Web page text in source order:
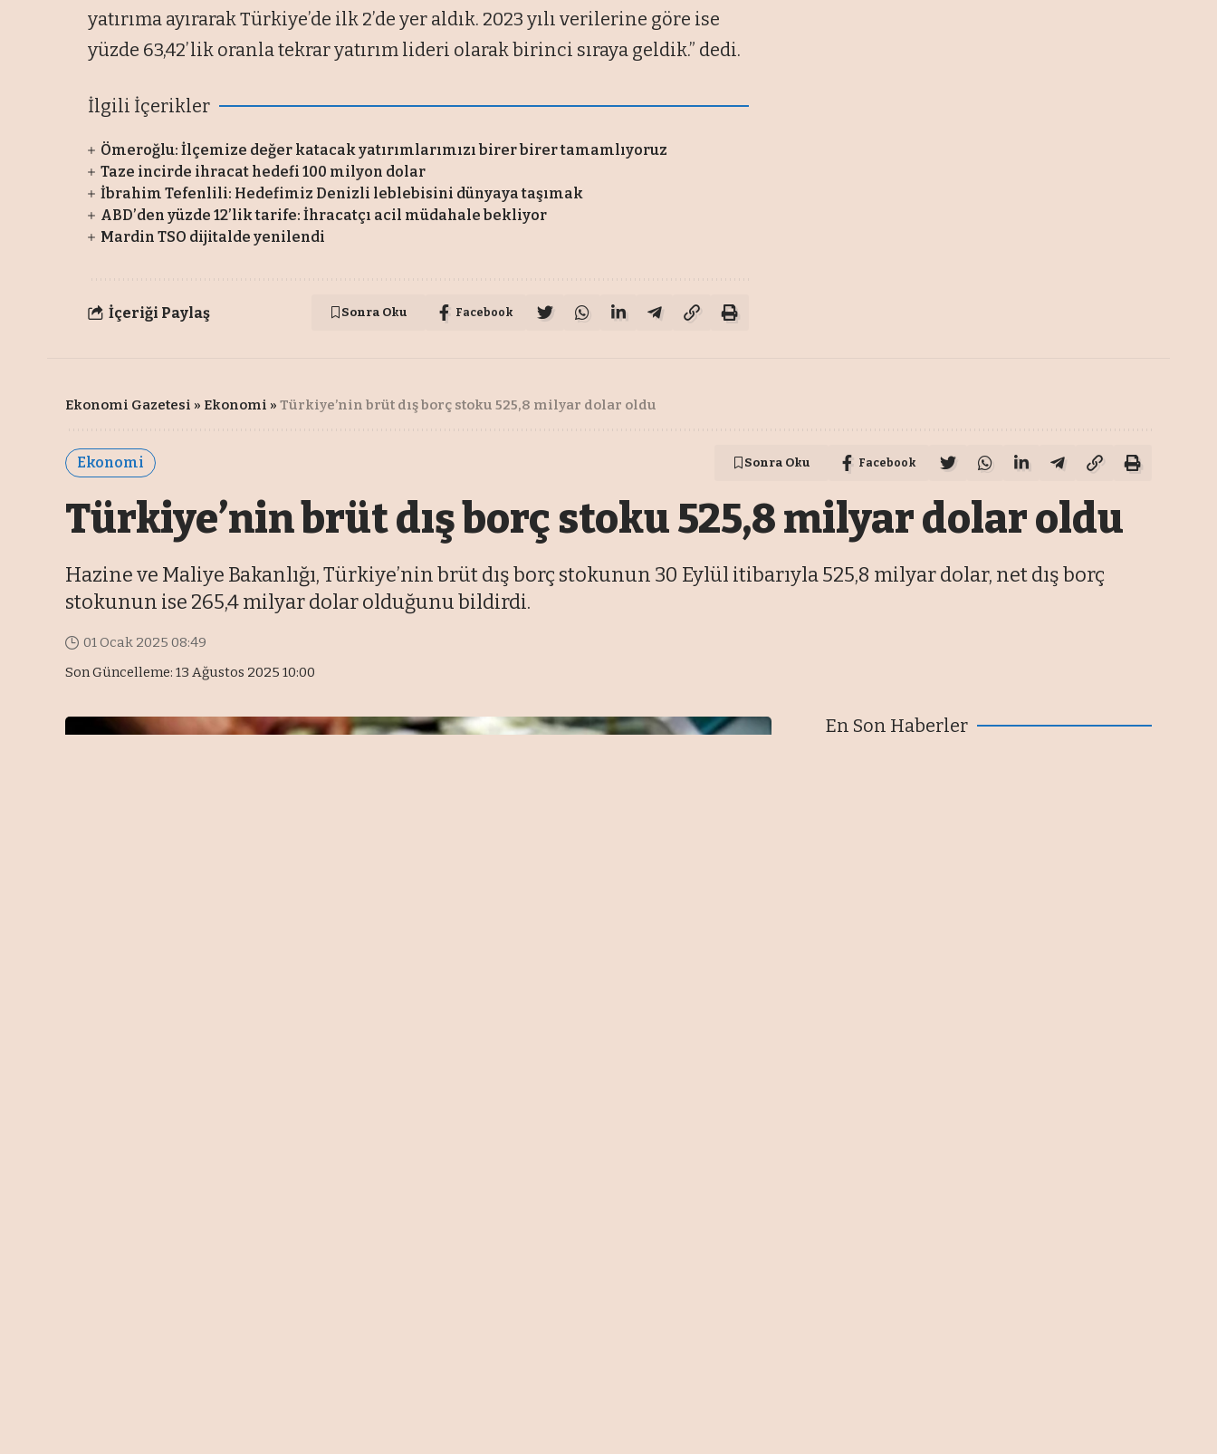
yatırıma ayırarak Türkiye’de ilk 2’de yer aldık. 2023 yılı verilerine göre ise
yüzde 63,42’lik oranla tekrar yatırım lideri olarak birinci sıraya geldik.” dedi.
İlgili İçerikler
Ömeroğlu: İlçemize değer katacak yatırımlarımızı birer birer tamamlıyoruz
Taze incirde ihracat hedefi 100 milyon dolar
İbrahim Tefenlili: Hedefimiz Denizli leblebisini dünyaya taşımak
ABD’den yüzde 12’lik tarife: İhracatçı acil müdahale bekliyor
Mardin TSO dijitalde yenilendi
İçeriği Paylaş Sonra Oku Facebook
Ekonomi Gazetesi » Ekonomi » Türkiye’nin brüt dış borç stoku 525,8 milyar dolar oldu
Ekonomi Sonra Oku Facebook
Türkiye’nin brüt dış borç stoku 525,8 milyar dolar oldu
Hazine ve Maliye Bakanlığı, Türkiye’nin brüt dış borç stokunun 30 Eylül itibarıyla 525,8 milyar dolar, net dış borç
stokunun ise 265,4 milyar dolar olduğunu bildirdi.
Son Güncelleme: 13 Ağustos 2025 10:00
01 Ocak 2025 08:49
En Son Haberler